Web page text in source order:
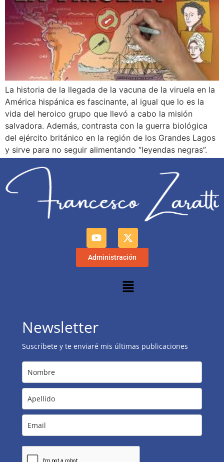
La historia de la llegada de la vacuna de la viruela en la
América hispánica es fascinante, al igual que lo es la
vida del heroico grupo que llevó a cabo la misión
salvadora. Además, contrasta con la guerra biológica
del ejército británico en la región de los Grandes Lagos
y sirve para no seguir alimentando “leyendas negras”.
Administración
Newsletter
Suscríbete y te enviaré mis últimas publicaciones